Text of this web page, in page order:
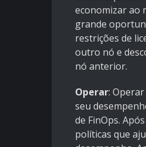
economizar ao
grande
restrições de
outro nó e
nó anterior.
Operar:
seu
de FinOps.
políticas que